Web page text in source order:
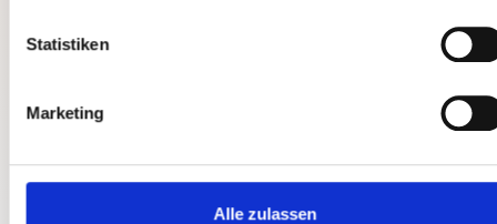
Statistiken
Marketing
Alle zulassen